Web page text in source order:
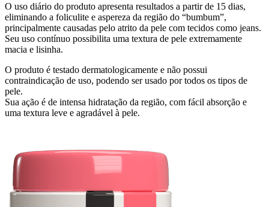
O uso diário do produto apresenta resultados a partir de 15 dias,
eliminando a foliculite e aspereza da região do “bumbum”,
principalmente causadas pelo atrito da pele com tecidos como jeans.
Seu uso contínuo possibilita uma textura de pele extremamente
macia e lisinha.
O produto é testado dermatologicamente e não possui
contraindicação de uso, podendo ser usado por todos os tipos de
pele.
Sua ação é de intensa hidratação da região, com fácil absorção e
uma textura leve e agradável à pele.